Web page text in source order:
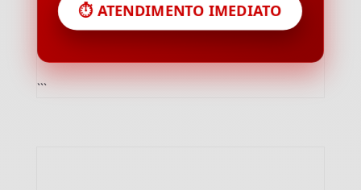
⏱️ ATENDIMENTO IMEDIATO
```